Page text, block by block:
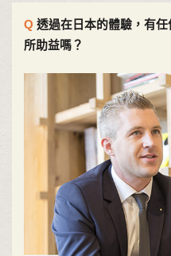
透過在日本的體驗，有
所助益嗎？